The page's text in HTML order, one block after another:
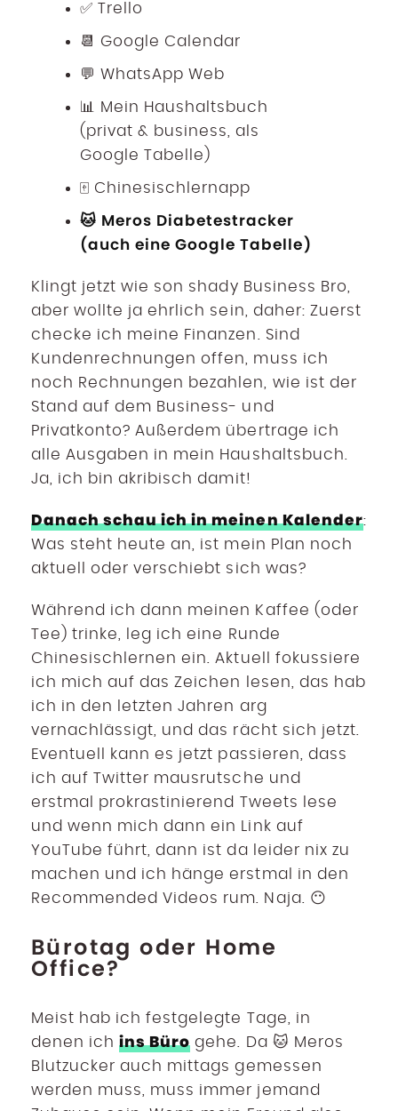
✅ Trello
📆 Google Calendar
💬 WhatsApp Web
📊 Mein Haushaltsbuch
(privat & business, als
Google Tabelle)
🀄 Chinesischlernapp
🐱 Meros Diabetestracker
(auch eine Google Tabelle)
Klingt jetzt wie son shady Business Bro,
aber wollte ja ehrlich sein, daher: Zuerst
checke ich meine Finanzen. Sind
Kundenrechnungen offen, muss ich
noch Rechnungen bezahlen, wie ist der
Stand auf dem Business- und
Privatkonto? Außerdem übertrage ich
alle Ausgaben in mein Haushaltsbuch.
Ja, ich bin akribisch damit!
Danach schau ich in meinen Kalender:
Was steht heute an, ist mein Plan noch
aktuell oder verschiebt sich was?
Während ich dann meinen Kaffee (oder
Tee) trinke, leg ich eine Runde
Chinesischlernen ein. Aktuell fokussiere
ich mich auf das Zeichen lesen, das hab
ich in den letzten Jahren arg
vernachlässigt, und das rächt sich jetzt.
Eventuell kann es jetzt passieren, dass
ich auf Twitter mausrutsche und
erstmal prokrastinierend Tweets lese
und wenn mich dann ein Link auf
YouTube führt, dann ist da leider nix zu
machen und ich hänge erstmal in den
Recommended Videos rum. Naja. 😶
Bürotag oder Home
Office?
Meist hab ich festgelegte Tage, in
denen ichins Büro gehe. Da 🐱 Meros
Blutzucker auch mittags gemessen
werden muss, muss immer jemand